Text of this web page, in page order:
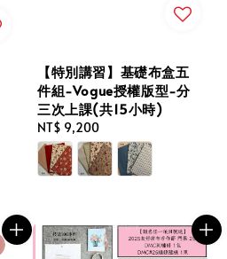
【特別講習】基礎布盒五
件組-Vogue授權版型-分
三次上課(共15小時)
Regular
price
NT$ 9,200